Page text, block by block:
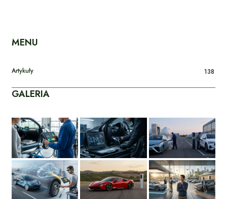
MENU
Artykuły 138
GALERIA